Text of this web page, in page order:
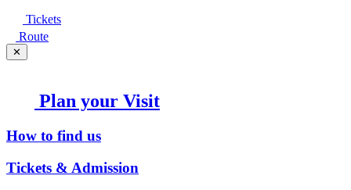
Tickets
Route
✕
Plan your Visit
How to find us
Tickets & Admission